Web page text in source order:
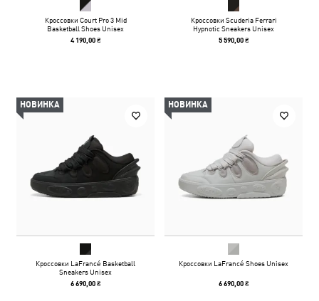
Кроссовки Court Pro 3 Mid
Basketball Shoes Unisex
4 190,00 ₴
Кроссовки Scuderia Ferrari
Hypnotic Sneakers Unisex
5 590,00 ₴
НОВИНКА
Кроссовки LaFrancé Basketball
Sneakers Unisex
6 690,00 ₴
НОВИНКА
Кроссовки LaFrancé Shoes Unisex
6 690,00 ₴